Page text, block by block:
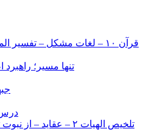
قرآن ۱۰ – لغات مشکل – تفسیر
تنها مسیر؛
درس
تلخیص الهیات ۲ – عقاید – از نبوت تا پایان کتاب – پایه هشتم